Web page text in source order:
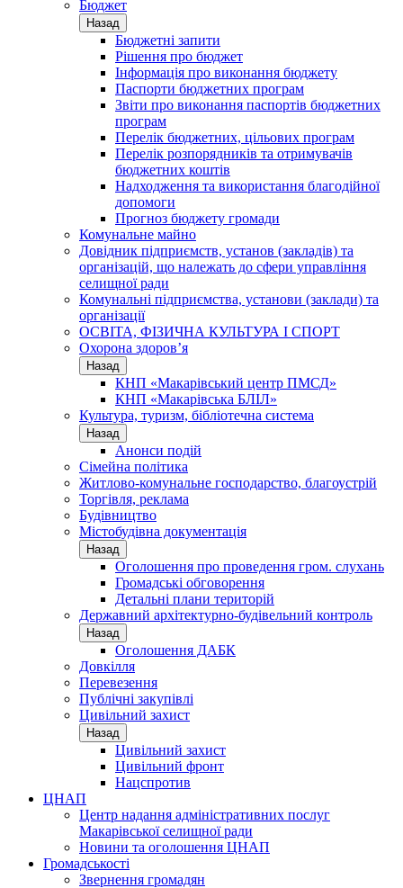
Бюджет
Назад
Бюджетні запити
Рішення про бюджет
Інформація про виконання бюджету
Паспорти бюджетних програм
Звіти про виконання паспортів бюджетних
програм
Перелік бюджетних, цільових програм
Перелік розпорядників та отримувачів
бюджетних коштів
Надходження та використання благодійної
допомоги
Прогноз бюджету громади
Комунальне майно
Довідник підприємств, установ (закладів) та
організацій, що належать до сфери управління
селищної ради
Комунальні підприємства, установи (заклади) та
організації
ОСВІТА, ФІЗИЧНА КУЛЬТУРА І СПОРТ
Охорона здоров’я
Назад
КНП «Макарівський центр ПМСД»
КНП «Макарівська БЛІЛ»
Культура, туризм, бібліотечна система
Назад
Анонси подій
Сімейна політика
Житлово-комунальне господарство, благоустрій
Торгівля, реклама
Будівництво
Містобудівна документація
Назад
Оголошення про проведення гром. слухань
Громадські обговорення
Детальні плани територій
Державний архітектурно-будівельний контроль
Назад
Оголошення ДАБК
Довкілля
Перевезення
Публічні закупівлі
Цивільний захист
Назад
Цивільний захист
Цивільний фронт
Нацспротив
ЦНАП
Центр надання адміністративних послуг
Макарівської селищної ради
Новини та оголошення ЦНАП
Громадськості
Звернення громадян